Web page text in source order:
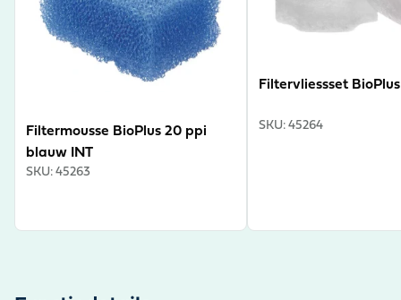
Filtermousse BioPlus 20 ppi
blauw INT
SKU: 45263
Filtervliessset
SKU: 45264